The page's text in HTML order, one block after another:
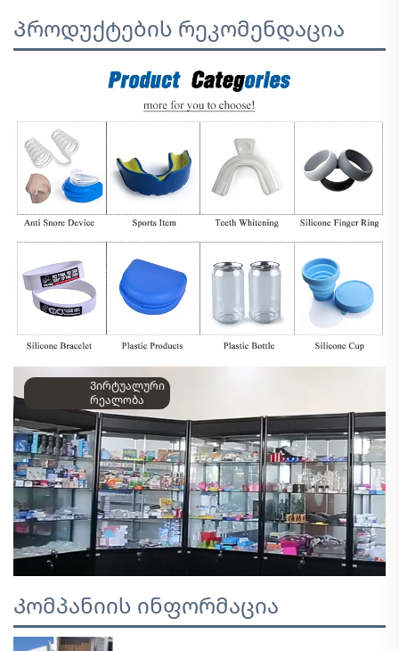
Პროდუქტების რეკომენდაცია
Ვირტუალური
რეალობა
Კომპანიის ინფორმაცია